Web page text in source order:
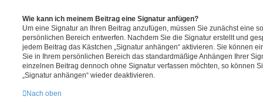
Wie kann ich meinem Beitrag eine Signatur anfügen?
Um eine Signatur an Ihren Beitrag anzufügen, müssen Sie zunächst eine
persönlichen Bereich entwerfen. Nachdem Sie die Signatur erstellt und
jedem Beitrag das Kästchen „Signatur anhängen“ aktivieren. Sie können
Sie in Ihrem persönlichen Bereich das standardmäßige Anhängen Ihrer
einzelnen Beitrag dennoch ohne Signatur verfassen möchten, so können
„Signatur anhängen“ wieder deaktivieren.
Nach oben